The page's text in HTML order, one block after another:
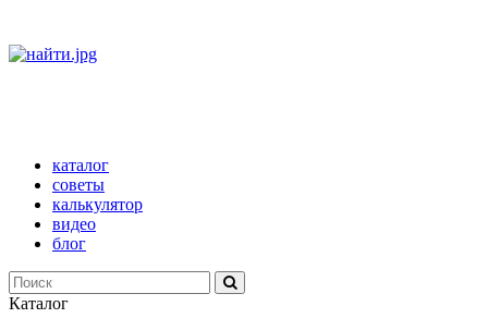
каталог
советы
калькулятор
видео
блог
Каталог